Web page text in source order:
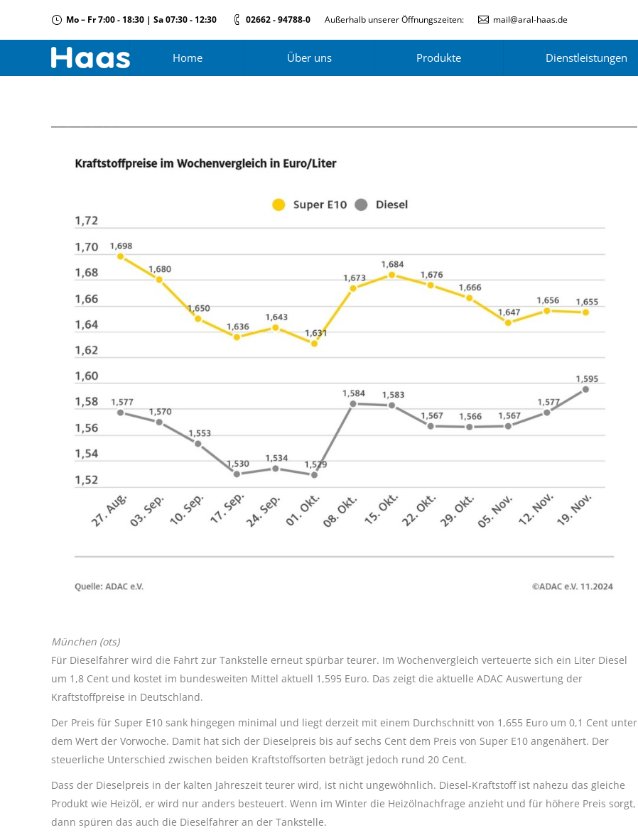
Mo – Fr 7:00 - 18:30 | Sa 07:30 - 12:30 02662 - 94788-0 Außerhalb unserer Öffnungszeiten: mail@aral-haas.de
Home Über uns Produkte Dienstleistungen
München (ots)
Für Dieselfahrer wird die Fahrt zur Tankstelle erneut spürbar teurer. Im Wochenvergleich verteuerte sich ein Liter Diesel
um 1,8 Cent und kostet im bundesweiten Mittel aktuell 1,595 Euro. Das zeigt die aktuelle ADAC Auswertung der
Kraftstoffpreise in Deutschland.
Der Preis für Super E10 sank hingegen minimal und liegt derzeit mit einem Durchschnitt von 1,655 Euro um 0,1 Cent unter
dem Wert der Vorwoche. Damit hat sich der Dieselpreis bis auf sechs Cent dem Preis von Super E10 angenähert. Der
steuerliche Unterschied zwischen beiden Kraftstoffsorten beträgt jedoch rund 20 Cent.
Dass der Dieselpreis in der kalten Jahreszeit teurer wird, ist nicht ungewöhnlich. Diesel-Kraftstoff ist nahezu das gleiche
Produkt wie Heizöl, er wird nur anders besteuert. Wenn im Winter die Heizölnachfrage anzieht und für höhere Preis sorgt,
dann spüren das auch die Dieselfahrer an der Tankstelle.